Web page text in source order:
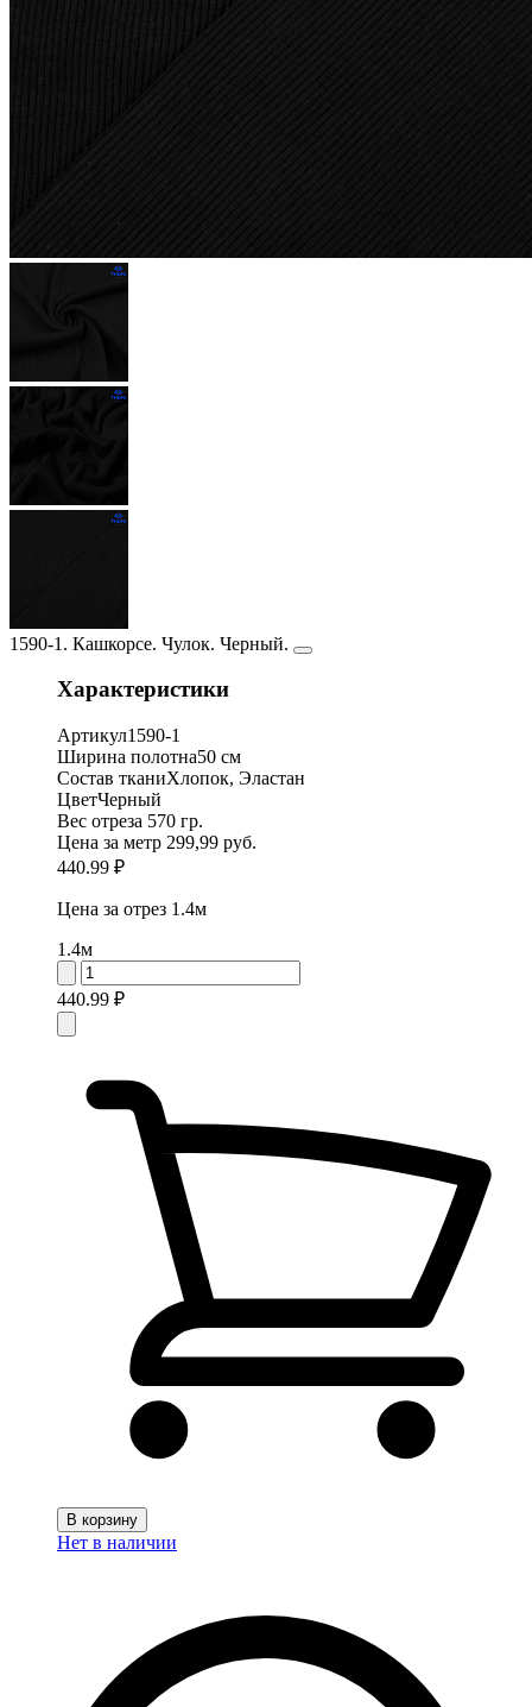
1590-1. Кашкорсе. Чулок. Черный.
Характеристики
Артикул1590-1
Ширина полотна50 см
Состав тканиХлопок, Эластан
ЦветЧерный
Вес отреза 570 гр.
Цена за метр 299,99 руб.
440.99 ₽
Цена за отрез 1.4м
1.4м
440.99 ₽
В корзину
Нет в наличии